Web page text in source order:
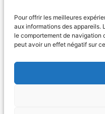
Pour offrir les meilleures
aux informations des appareils.
le comportement de navigation
peut avoir un effet négatif sur